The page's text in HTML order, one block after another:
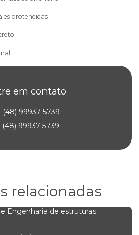
protendidas
protendido
para empresas
edifícios comerciais
em contato
(48) 99937-5739
(48) 99937-5739
relacionadas